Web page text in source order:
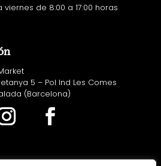
viernes de 8:00 a 17:00 horas
5 – Pol Ind Les Comes
(Barcelona)